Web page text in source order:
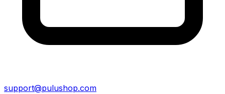
support@pulushop.com